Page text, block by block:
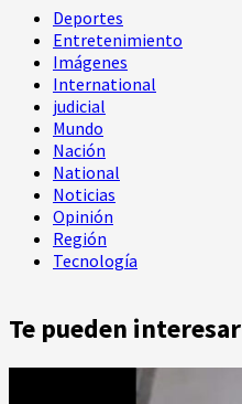
Deportes
Entretenimiento
Imágenes
International
judicial
Mundo
Nación
National
Noticias
Opinión
Región
Tecnología
Te pueden interesar